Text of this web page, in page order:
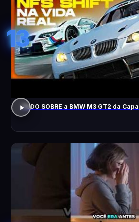
13
TUDO SOBRE a BMW M3 GT2 da